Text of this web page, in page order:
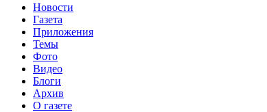
Новости
Газета
Приложения
Темы
Фото
Видео
Блоги
Архив
О газете